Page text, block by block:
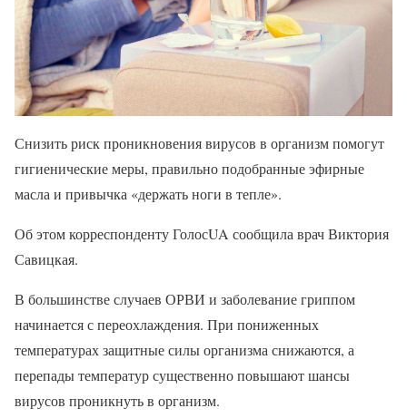
Снизить риск проникновения вирусов в организм помогут
гигиенические меры, правильно подобранные эфирные
масла и привычка «держать ноги в тепле».
Об этом корреспонденту ГолосUA сообщила врач Виктория
Савицкая.
В большинстве случаев ОРВИ и заболевание гриппом
начинается с переохлаждения. При пониженных
температурах защитные силы организма снижаются, а
перепады температур существенно повышают шансы
вирусов проникнуть в организм.